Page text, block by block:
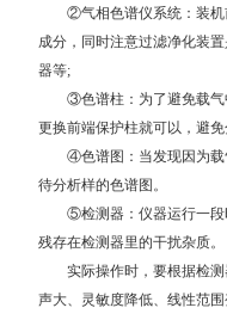
②气相色谱仪系统：装机前
成分，同时注意过滤净化装
器等;
③色谱柱：为了避免载气中
更换前端保护柱就可以，避
④色谱图：当发现因为载气
待分析样的色谱图。
⑤检测器：仪器运行一段时
残存在检测器里的干扰杂质。
实际操作时，要根据检测
声大、灵敏度降低、线性范